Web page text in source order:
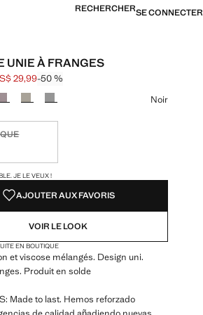
RECHERCHERSE CONNECTER
UNIE À FRANGES
[US$ 59,99 ]
29,99 ]
29,99-50 %
couleur
Noir
Je le veux !
!
JE LE VEUX !
AJOUTER AUX FAVORIS
VOIR LE LOOK
EN BOUTIQUE
et viscose mélangés. Design uni.
Produit en solde
Made to last. Hemos reforzado